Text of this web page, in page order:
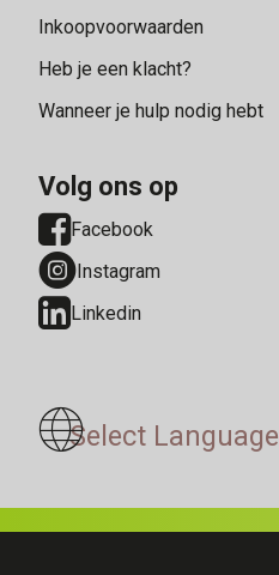
Inkoopvoorwaarden
Heb je een klacht?
Wanneer je hulp nodig hebt
Volg ons op
Facebook
Instagram
Linkedin
Vertaal deze pagina
Select Language